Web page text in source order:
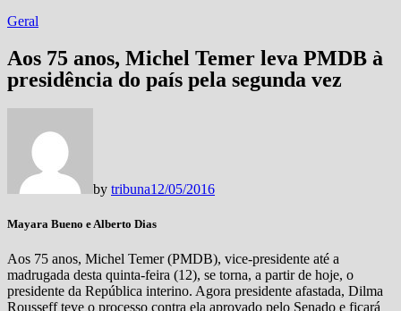
Geral
Aos 75 anos, Michel Temer leva PMDB à
presidência do país pela segunda vez
by tribuna12/05/2016
Mayara Bueno e Alberto Dias
Aos 75 anos, Michel Temer (PMDB), vice-presidente até a
madrugada desta quinta-feira (12), se torna, a partir de hoje, o
presidente da República interino. Agora presidente afastada, Dilma
Rousseff teve o processo contra ela aprovado pelo Senado e ficará